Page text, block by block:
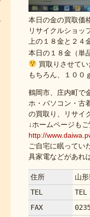
本日の金の買取価
リサイクルショッ
上の１８金と２４
本日の１８金（単
買取りさせてい
もちろん、１００
鶴岡市、庄内町で
ホ・パソコン・古
の買取り、リサイ
↓ホームページもご
http://
ご自宅に眠ってい
具家電などがあれ
住所
山
TEL
FAX